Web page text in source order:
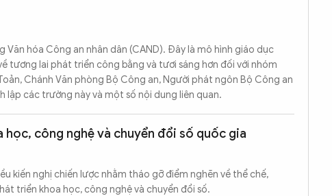
hóa Công an nhân dân (CAND). Đây là mô hình giáo dục
tương lai phát triển công bằng và tươi sáng hơn đối với nhóm
Chánh Văn phòng Bộ Công an, Người phát ngôn Bộ Công an
lập các trường này và một số nội dung liên quan.
công nghệ và chuyển đổi số quốc gia
kiến nghị chiến lược nhằm tháo gỡ điểm nghẽn về thể chế,
triển khoa học, công nghệ và chuyển đổi số.